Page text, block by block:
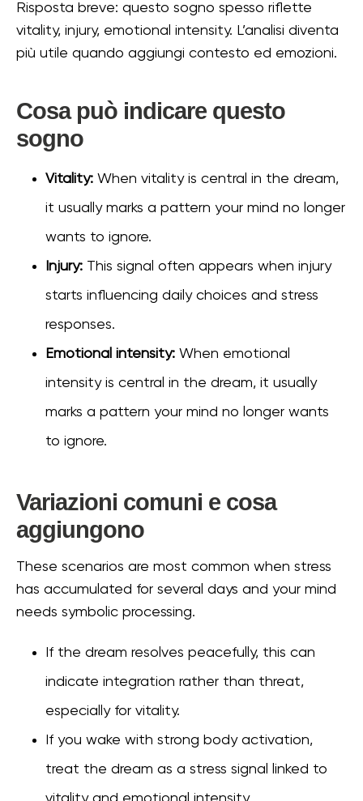
Risposta breve: questo sogno spesso riflette
vitality, injury, emotional intensity. L’analisi diventa
più utile quando aggiungi contesto ed emozioni.
Cosa può indicare questo
sogno
Vitality: When vitality is central in the dream,
it usually marks a pattern your mind no longer
wants to ignore.
Injury: This signal often appears when injury
starts influencing daily choices and stress
responses.
Emotional intensity: When emotional
intensity is central in the dream, it usually
marks a pattern your mind no longer wants
to ignore.
Variazioni comuni e cosa
aggiungono
These scenarios are most common when stress
has accumulated for several days and your mind
needs symbolic processing.
If the dream resolves peacefully, this can
indicate integration rather than threat,
especially for vitality.
If you wake with strong body activation,
treat the dream as a stress signal linked to